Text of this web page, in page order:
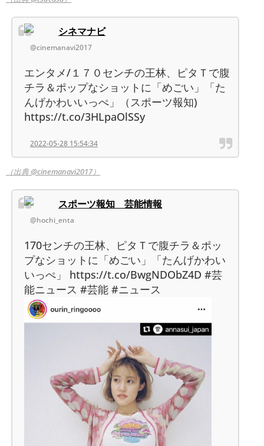
シネマナビ
@cinemanavi2017
エンタメ/１７０センチの王林、ピタＴで腹
チラ＆ポップなショットに「めごい」「た
んげかわいいっぺ」（スポーツ報知)
https://t.co/3HLpaOlSSy
2022-05-28 15:54:34
（出典 @cinemanavi2017）
スポーツ報知 芸能情報
@hochi_enta
170センチの王林、ピタＴで腹チラ＆ポッ
プなショットに「めごい」「たんげかわい
いっぺ」 https://t.co/BwgNDObZ4D #芸
能ニュース #芸能 #ニュース